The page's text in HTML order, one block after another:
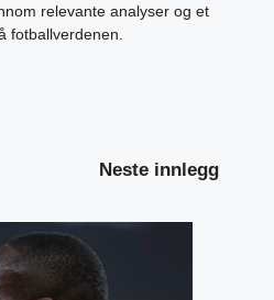
relevante analyser og et
fotballverdenen.
Neste innlegg